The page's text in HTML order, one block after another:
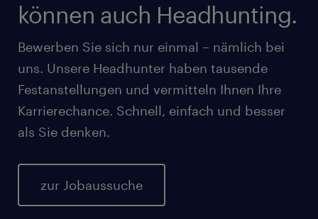
können auch Headhunting.
Bewerben Sie sich nur einmal – nämlich bei
uns. Unsere Headhunter haben tausende
Festanstellungen und vermitteln Ihnen Ihre
Karrierechance. Schnell, einfach und besser
als Sie denken.
zur Jobaussuche